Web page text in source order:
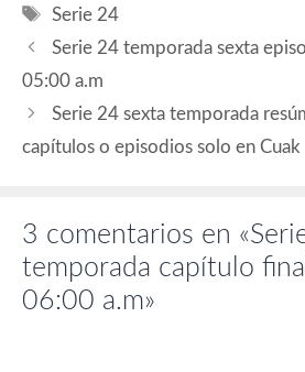
Etiquetas
Serie 24
Serie 24 temporada sexta
05:00 a.m
Serie 24 sexta temporada
capítulos o episodios solo en Cuak
3 comentarios en
temporada capítulo
06:00 a.m»